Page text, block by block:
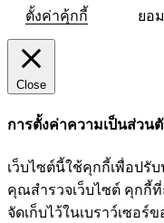
ตั้งค่าคุ้กกี้ ยอ
Close
การตั้งค่าความเป็นส่วน
เว็บไซต์นี้ใช้คุกกี้เพื่อป
คุณสำรวจเว็บไซต์ คุกกี้
จัดเก็บไว้ในเบราว์เซอ